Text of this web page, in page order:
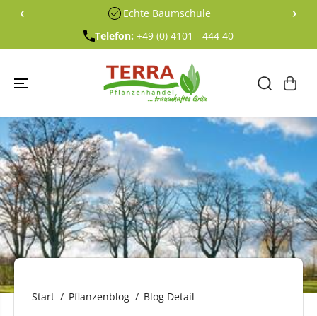
EN SIE ZU
‹ Echte Baumschule ›
Telefon: +49 (0) 4101 - 444 40
Start Pflanzenblog Blog Detail